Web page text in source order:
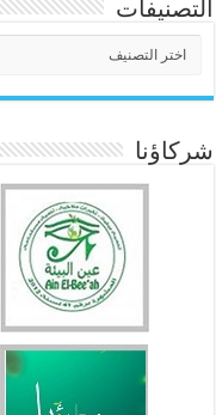
التصنيفات
شركاؤنا